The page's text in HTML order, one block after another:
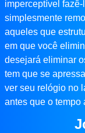
imperceptível
simplesmente
aqueles que
em que você
desejará eliminar
tem que se
ver seu relógio no
antes que o tempo